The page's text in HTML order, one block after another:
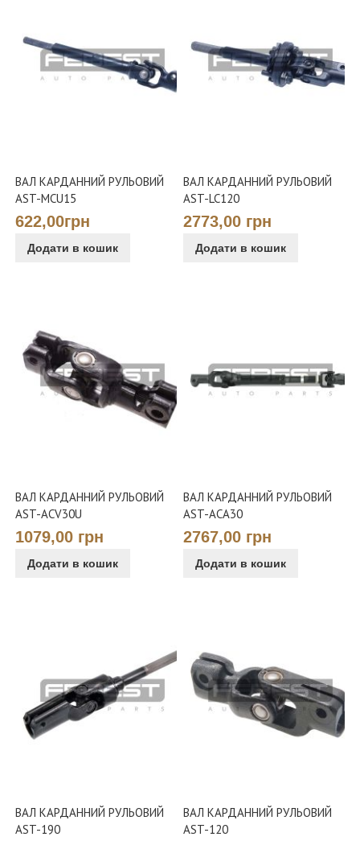
ВАЛ КАРДАННИЙ РУЛЬОВИЙ
AST-MCU15
622,00грн
Додати в кошик
ВАЛ КАРДАННИЙ РУЛЬОВИЙ
AST-LC120
2773,00 грн
Додати в кошик
ВАЛ КАРДАННИЙ РУЛЬОВИЙ
AST-ACV30U
1079,00 грн
Додати в кошик
ВАЛ КАРДАННИЙ РУЛЬОВИЙ
AST-ACA30
2767,00 грн
Додати в кошик
ВАЛ КАРДАННИЙ РУЛЬОВИЙ
AST-190
ВАЛ КАРДАННИЙ РУЛЬОВИЙ
AST-120